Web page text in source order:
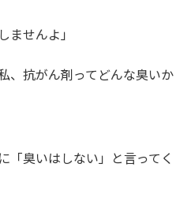
ませんよ」
、抗がん剤ってどんな臭いか
「臭いはしない」と言ってく